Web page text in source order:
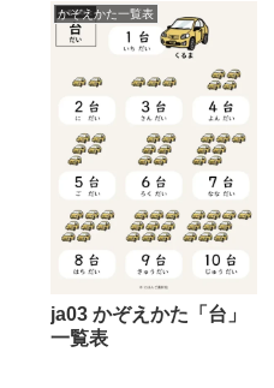
かぞえかた一覧表
ja03 かぞえかた「台」
一覧表